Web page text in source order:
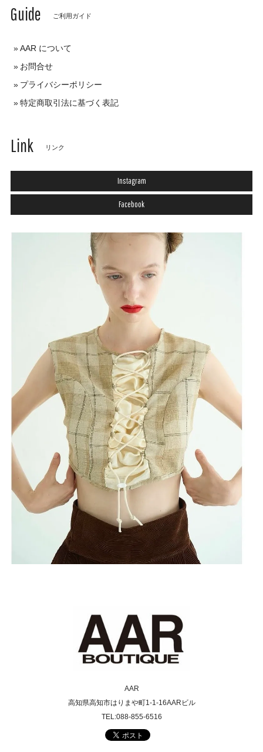
Guide ご利用ガイド
AAR について
お問合せ
プライバシーポリシー
特定商取引法に基づく表記
Link リンク
Instagram
Facebook
AAR
高知県高知市はりまや町1-1-16AARビル
TEL:088-855-6516